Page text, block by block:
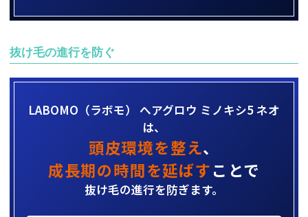
抜け毛の進行を防ぐ
LABOMO（ラボモ） へアグロウ ミノキシ5 ネオ
は、
頭皮環境を整え、
成長期の時間を延ばすことで
抜け毛の進行を防ぎます。